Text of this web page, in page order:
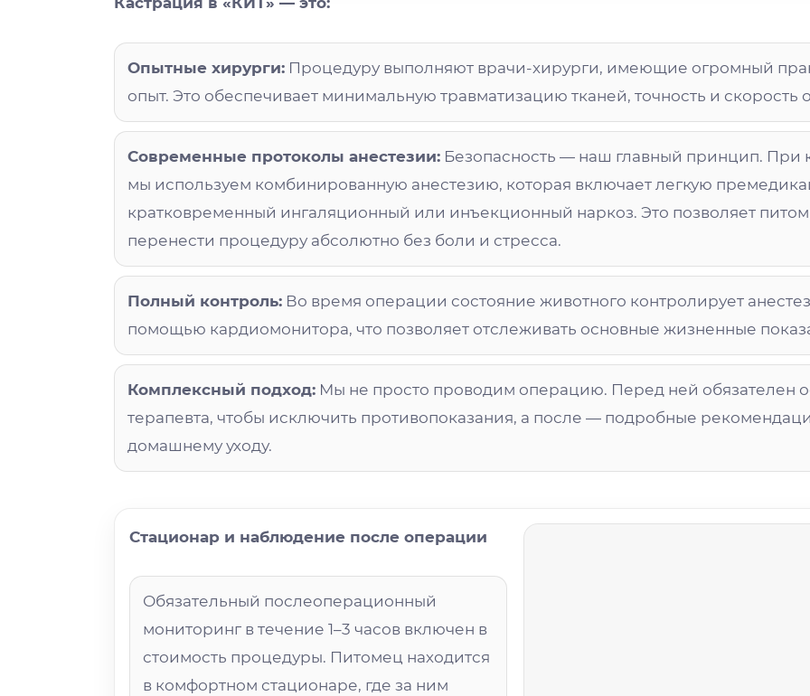
Опытные хирурги: Процедуру выполняют врачи-хирурги, имеющие огромный
опыт. Это обеспечивает минимальную травматизацию тканей, точность и скорость
Современные протоколы анестезии: Безопасность — наш главный принцип. При
мы используем комбинированную анестезию, которая включает легкую
кратковременный ингаляционный или инъекционный наркоз. Это позволяет
перенести процедуру абсолютно без боли и стресса.
Полный контроль: Во время операции состояние животного контролирует
помощью кардиомонитора, что позволяет отслеживать основные жизненные
Комплексный подход: Мы не просто проводим операцию. Перед ней обязателен
терапевта, чтобы исключить противопоказания, а после — подробные
домашнему уходу.
Стационар и наблюдение после операции
Обязательный послеоперационный
мониторинг в течение 1–3 часов включен в
стоимость процедуры. Питомец находится
в комфортном стационаре, где за ним